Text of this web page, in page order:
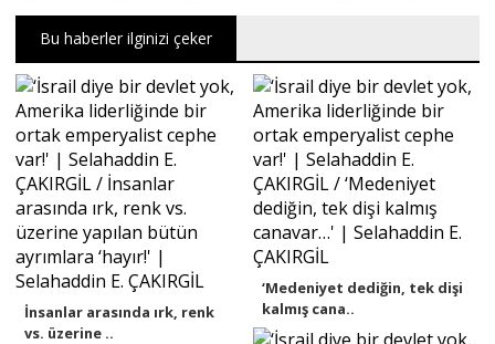
Bu haberler ilginizi çeker
İnsanlar arasında ırk, renk
vs. üzerine ..
‘Medeniyet dediğin, tek dişi
kalmış cana..